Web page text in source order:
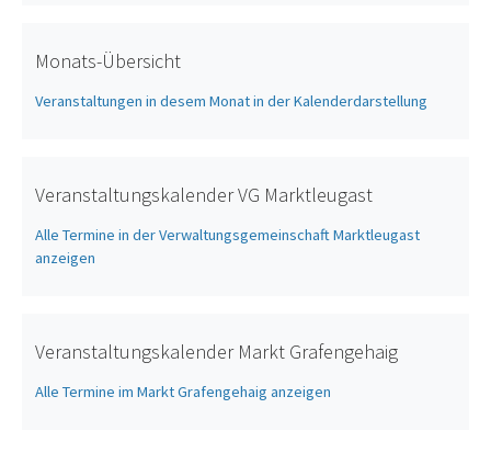
Monats-Übersicht
Veranstaltungen in desem Monat in der Kalenderdarstellung
Veranstaltungskalender VG Marktleugast
Alle Termine in der Verwaltungsgemeinschaft Marktleugast
anzeigen
Veranstaltungskalender Markt Grafengehaig
Alle Termine im Markt Grafengehaig anzeigen